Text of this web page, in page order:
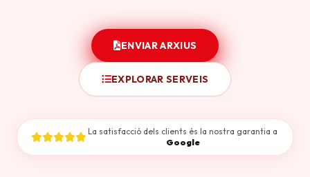
ENVIAR ARXIUS
EXPLORAR SERVEIS
La satisfacció dels clients és la nostra garantia a
Google